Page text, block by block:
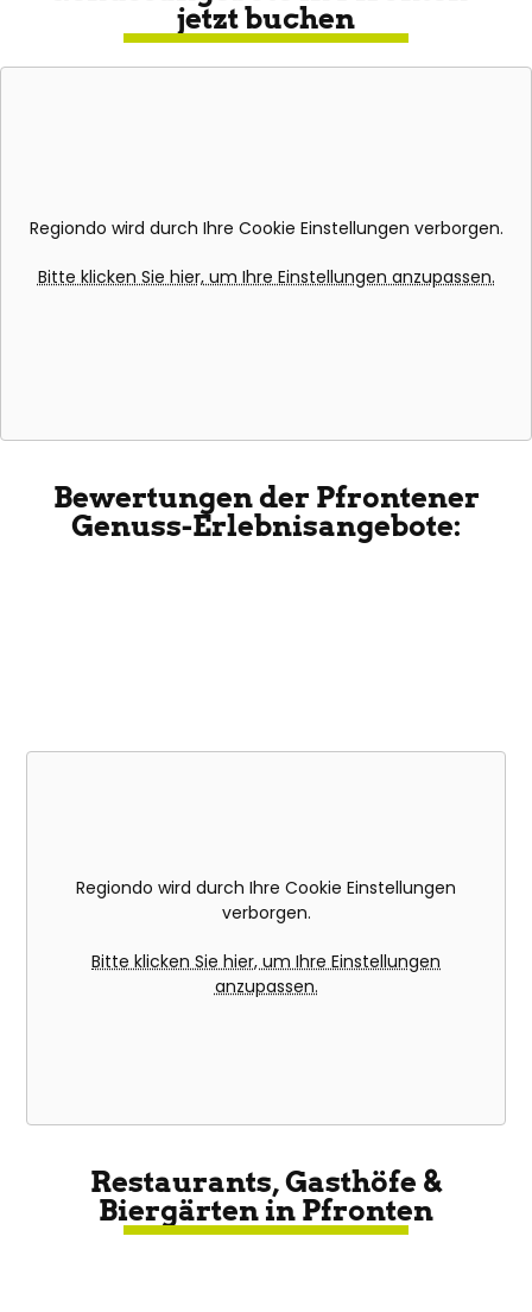
jetzt buchen
Regiondo wird durch Ihre Cookie Einstellungen verborgen.
Bitte klicken Sie hier, um Ihre Einstellungen anzupassen.
Bewertungen der Pfrontener
Genuss-Erlebnisangebote:
Regiondo wird durch Ihre Cookie Einstellungen
verborgen.
Bitte klicken Sie hier, um Ihre Einstellungen
anzupassen.
Restaurants, Gasthöfe &
Biergärten in Pfronten